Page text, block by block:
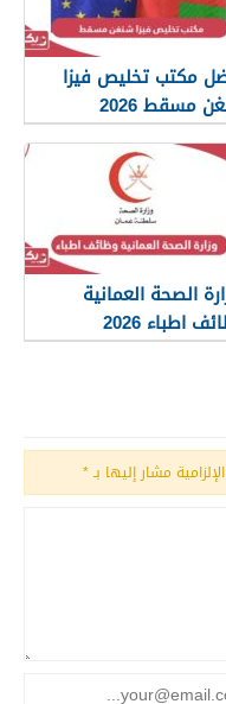
مكتب تخليص فيزا
مسقط 2026
الصحة العمانية
اطباء 2026
مشار إليها بـ*